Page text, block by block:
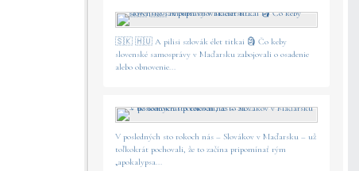
🇸🇰 🇭🇺 A pilisi szlovák élet titkai 🗿 Čo keby
slovenské samosprávy v Maďarsku zabojovali o osadenie
alebo obnovenie...
V posledných sto rokoch nás – Slovákov v Maďarsku – už
toľkokrát pochovali, že to začína pripomínať rým
„apokalypsa...